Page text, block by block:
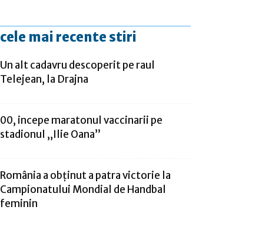
cele mai recente stiri
Un alt cadavru descoperit pe raul
Telejean, la Drajna
00, incepe maratonul vaccinarii pe
stadionul „Ilie Oana”
România a obținut a patra victorie la
Campionatului Mondial de Handbal
feminin